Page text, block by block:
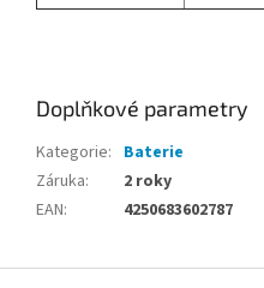
Doplňkové parametry
Kategorie: Baterie
Záruka:
2 roky
EAN: 4250683602787